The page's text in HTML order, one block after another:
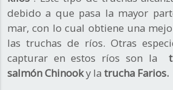
debido a que pasa la mayor
mar, con lo cual obtiene una
las truchas de ríos. Otras
capturar en estos ríos son la
salmón Chinooky la trucha Farios.